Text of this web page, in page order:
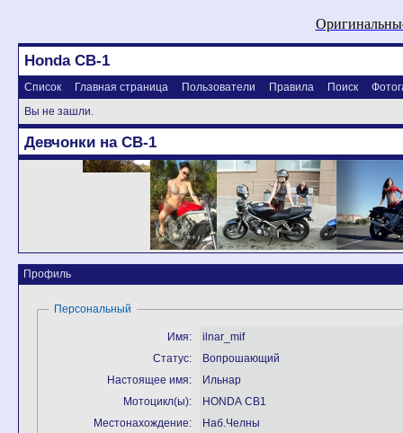
Honda CB-1
Список Главная страница Пользователи Правила Поиск
Вы не зашли.
Девчонки на CB-1
Профиль
Персональный
Имя:
ilnar_mif
Статус:
Вопрошающий
Настоящее имя:
Ильнар
Мотоцикл(ы):
HONDA CB1
Местонахождение:
Наб.Челны